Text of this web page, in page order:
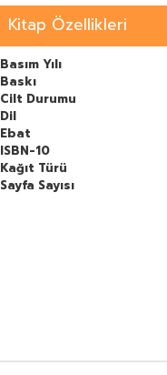
Kitap Özellikleri
Basım Yılı
Baskı
Cilt Durumu
Dil
Ebat
ISBN-10
Kağıt Türü
Sayfa Sayısı